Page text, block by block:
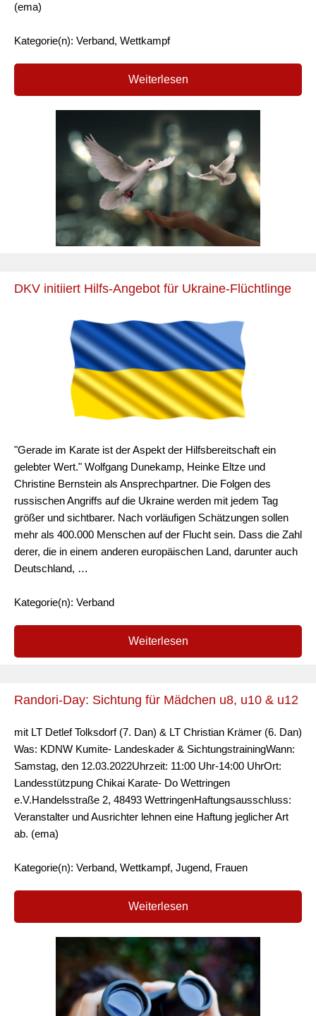
(ema)
Kategorie(n): Verband, Wettkampf
Weiterlesen
DKV initiiert Hilfs-Angebot für Ukraine-Flüchtlinge
"Gerade im Karate ist der Aspekt der Hilfsbereitschaft ein
gelebter Wert." Wolfgang Dunekamp, Heinke Eltze und
Christine Bernstein als Ansprechpartner. Die Folgen des
russischen Angriffs auf die Ukraine werden mit jedem Tag
größer und sichtbarer. Nach vorläufigen Schätzungen sollen
mehr als 400.000 Menschen auf der Flucht sein. Dass die Zahl
derer, die in einem anderen europäischen Land, darunter auch
Deutschland, …
Kategorie(n): Verband
Weiterlesen
Randori-Day: Sichtung für Mädchen u8, u10 & u12
mit LT Detlef Tolksdorf (7. Dan) & LT Christian Krämer (6. Dan)
Was: KDNW Kumite- Landeskader & SichtungstrainingWann:
Samstag, den 12.03.2022Uhrzeit: 11:00 Uhr-14:00 UhrOrt:
Landesstützpung Chikai Karate- Do Wettringen
e.V.Handelsstraße 2, 48493 WettringenHaftungsausschluss:
Veranstalter und Ausrichter lehnen eine Haftung jeglicher Art
ab. (ema)
Kategorie(n): Verband, Wettkampf, Jugend, Frauen
Weiterlesen